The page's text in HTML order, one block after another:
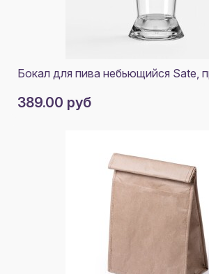
Бокал для пива небьющийся Sate,
389.00 руб